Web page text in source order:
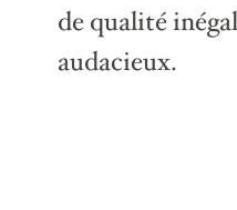
de qualité
audacieux.